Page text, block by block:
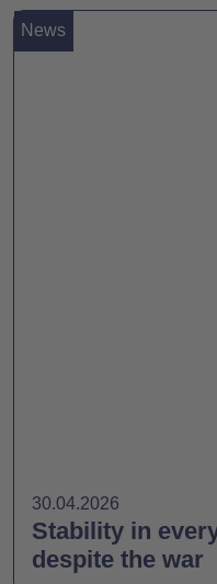
News
30.04.2026
Stability in
despite the war